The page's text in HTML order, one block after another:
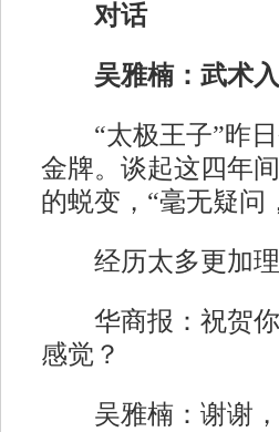
对话
吴雅楠：武术入
“太极王子”昨日
金牌。谈起这四年
的蜕变，“毫无疑问
经历太多更加
华商报：祝贺你
感觉？
吴雅楠：谢谢，